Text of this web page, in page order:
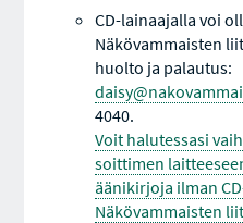
CD-lainaajalla voi
Näkövammaisten
huolto ja palautus:
4040.
Voit halutessasi
soittimen
äänikirjoja ilman
Näkövammaisten